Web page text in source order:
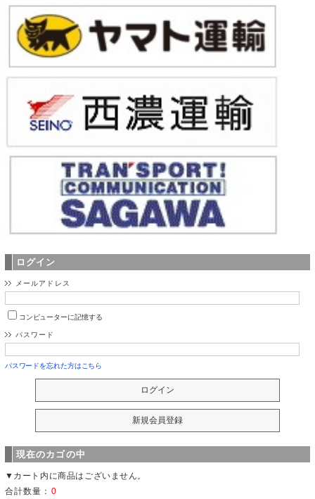
ログイン
メールアドレス
コンピューターに記憶する
パスワード
パスワードを忘れた方はこちら
現在のカゴの中
▼カート内に商品はございません。
合計数量： 0